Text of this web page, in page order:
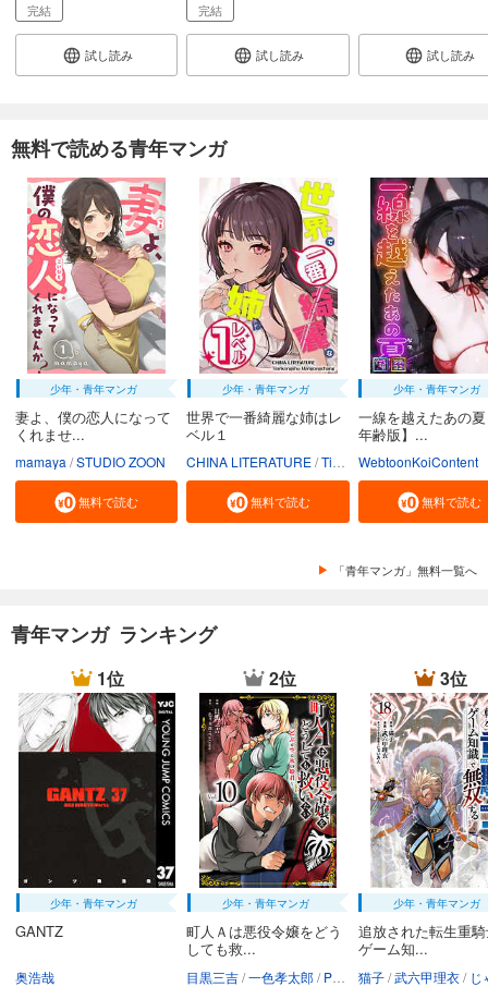
完結
試し読み
完結
試し読み 試し読み
無料で読める青年マンガ
少年・青年マンガ
妻よ、僕の恋人になって
くれませ...
mamaya STUDIO ZOON
無料で読む
少年・青年マンガ
世界で一番綺麗な姉はレ
ベル１
CHINA LITERATURE Tiankongshu Mangongchang
無料で読む
少年・青年マンガ
一線を越えたあの
年齢版】...
WebtoonKoiContent
無料で読む
「青年マンガ」無料一覧へ
青年マンガ ランキング
1位
少年・青年マンガ
GANTZ
奥浩哉
2位
少年・青年マンガ
町人Ａは悪役令嬢をどう
しても救...
目黒三吉 一色孝太郎 Parum
3位
少年・青年マンガ
追放された転生重
ゲーム知...
猫子 武六甲理衣 じゃ